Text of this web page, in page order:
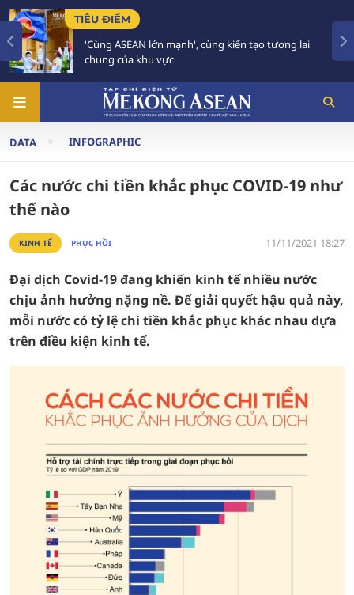
TIÊU ĐIỂM
'Cùng ASEAN lớn mạnh', cùng kiến tạo tương lai
chung của khu vực
DATA INFOGRAPHIC
Các nước chi tiền khắc phục COVID-19 như
thế nào
KINH TẾ PHỤC HỒI 11/11/2021 18:27
Đại dịch Covid-19 đang khiến kinh tế nhiều nước
chịu ảnh hưởng nặng nề. Để giải quyết hậu quả này,
mỗi nước có tỷ lệ chi tiền khắc phục khác nhau dựa
trên điều kiện kinh tế.